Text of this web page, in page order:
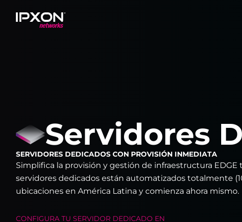
Header
Servidores
SERVIDORES DEDICADOS CON PROVISIÓN INMEDIATA
Simplifica la provisión y gestión de infraestructura
servidores dedicados están automatizados totalmente
ubicaciones en América Latina y comienza ahora mismo.
CONFIGURA TU SERVIDOR DEDICADO EN